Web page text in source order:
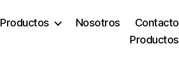
Productos Nosotros
Contacto
Productos